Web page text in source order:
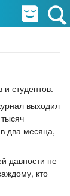
студентов.
выходил
два месяца,
давности не
кто